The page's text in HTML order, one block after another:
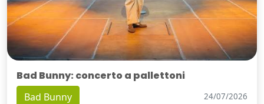
Bad Bunny: concerto a pallettoni
Bad Bunny 24/07/2026